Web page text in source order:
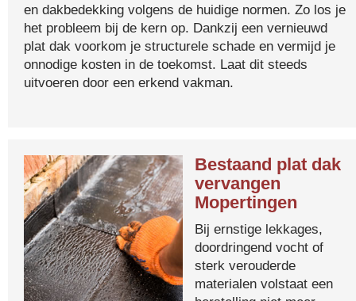
en dakbedekking volgens de huidige normen. Zo los je
het probleem bij de kern op. Dankzij een vernieuwd
plat dak voorkom je structurele schade en vermijd je
onnodige kosten in de toekomst. Laat dit steeds
uitvoeren door een erkend vakman.
Bestaand plat dak
vervangen
Mopertingen
Bij ernstige lekkages,
doordringend vocht of
sterk verouderde
materialen volstaat een